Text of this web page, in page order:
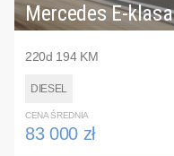
Mercedes E-klasa
220d 194 KM
DIESEL
CENA ŚREDNIA
83 000 zł